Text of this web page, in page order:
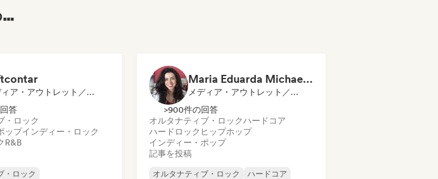
メディア・アウトレット／ジャーナリスト
答
・ロック
ップインディー・ロック
R&B
・ロック
Maria Eduarda Michael | Red Behavior
メディア・アウトレット／ジャーナリスト
>900件の回答
オルタナティブ・ロックハードコア
ハードロック ヒップホップ
インディー・ポップ
記事を投稿
オルタナティブ・ロック
ハードコア